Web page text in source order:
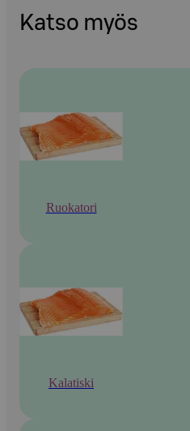
Katso myös
Ruokatori
Kalatiski